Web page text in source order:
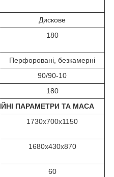
Дискове
180
Перфоровані, безкамерні
90/90-10
180
ПАРАМЕТРИ ТА МАСА
1730х700х1150
1680х430х870
60